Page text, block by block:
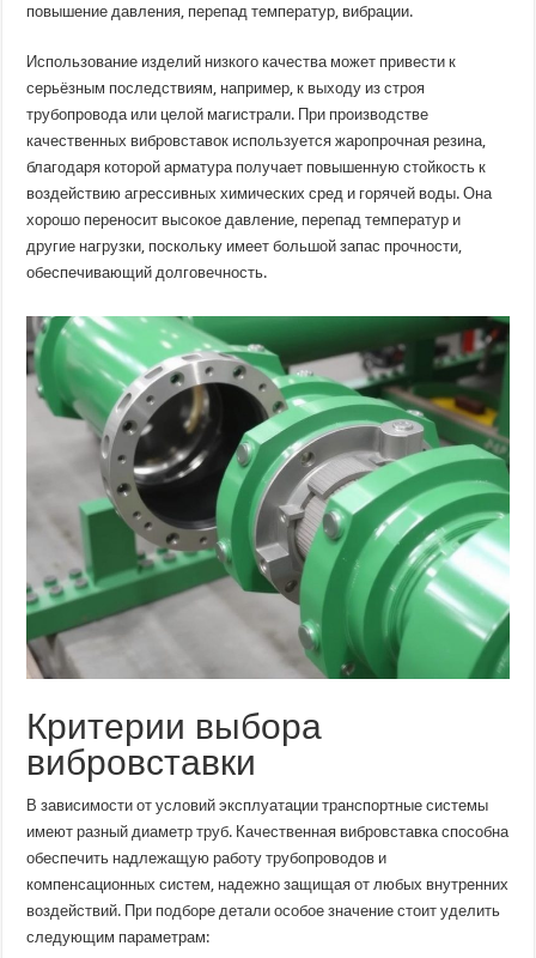
повышение давления, перепад температур, вибрации.
Использование изделий низкого качества может привести к
серьёзным последствиям, например, к выходу из строя
трубопровода или целой магистрали. При производстве
качественных вибровставок используется жаропрочная резина,
благодаря которой арматура получает повышенную стойкость к
воздействию агрессивных химических сред и горячей воды. Она
хорошо переносит высокое давление, перепад температур и
другие нагрузки, поскольку имеет большой запас прочности,
обеспечивающий долговечность.
Критерии выбора
вибровставки
В зависимости от условий эксплуатации транспортные системы
имеют разный диаметр труб. Качественная вибровставка способна
обеспечить надлежащую работу трубопроводов и
компенсационных систем, надежно защищая от любых внутренних
воздействий. При подборе детали особое значение стоит уделить
следующим параметрам: